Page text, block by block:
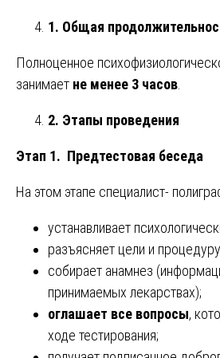
1. Общая
Полноценное
занимает не менее 3 часов
2. Этапы проведения
Этап 1. Предтестовая беседа
На этом этапе специалист-
устанавливает
разъясняет цели и
собирает анамнез
принимаемых лекарствах);
оглашает все вопросы,
ходе тестирования;